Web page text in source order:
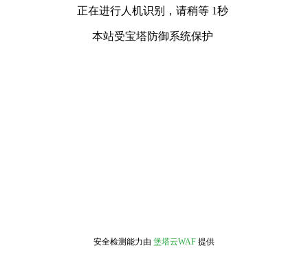
正在进行人机识别，请稍等 1秒
本站受宝塔防御系统保护
安全检测能力由 堡塔云WAF 提供